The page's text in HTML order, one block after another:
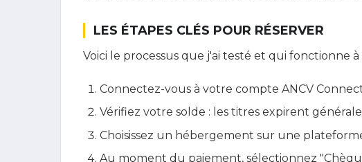
LES ÉTAPES CLÉS POUR RÉSERVER
Voici le processus que j'ai testé et qui fonctionne à
Connectez-vous à votre compte ANCV
Vérifiez votre solde : les titres expirent
Choisissez un hébergement sur une
Au moment du paiement, sélectionnez